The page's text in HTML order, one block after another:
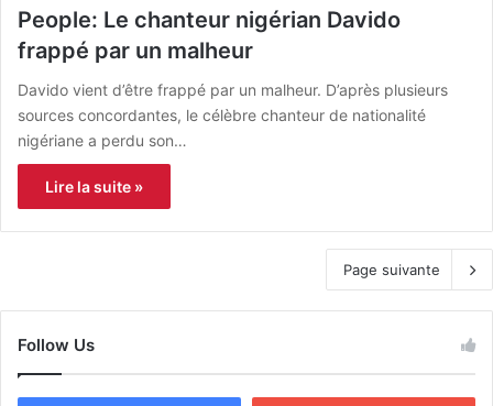
People: Le chanteur nigérian Davido
frappé par un malheur
Davido vient d’être frappé par un malheur. D’après plusieurs
sources concordantes, le célèbre chanteur de nationalité
nigériane a perdu son…
Lire la suite »
Page suivante
Follow Us